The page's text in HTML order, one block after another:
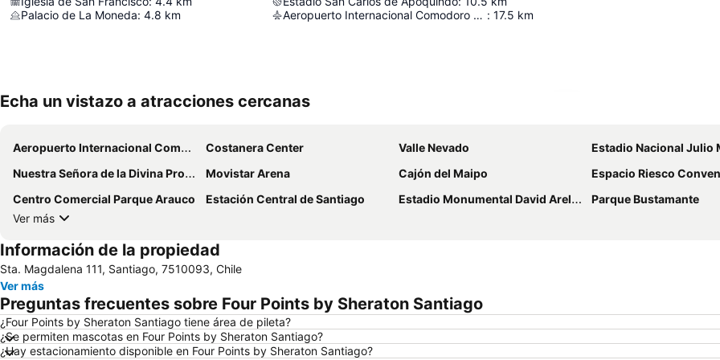
Palacio de La Moneda: 4.8 km
Aeropuerto Internacional Comodoro Arturo Merino Benítez : 17.5 km
Echa un vistazo a atracciones cercanas
Aeropuerto Internacional Comodoro Arturo Merino Benítez Costanera Center Valle Nevado
Estadio Nacional Julio
Nuestra Señora de la Divina Providencia
Movistar Arena Cajón del Maipo
Espacio Riesco
Centro Comercial Parque Arauco
Estación Central de Santiago Estadio Monumental David Arellano
Parque Bustamante
Ver más
Información de la propiedad
Sta. Magdalena 111, Santiago, 7510093, Chile
Ver más
Preguntas frecuentes sobre Four Points by Sheraton Santiago
¿Four Points by Sheraton Santiago tiene área de pileta?
¿Se permiten mascotas en Four Points by Sheraton Santiago?
¿Hay estacionamiento disponible en Four Points by Sheraton Santiago?